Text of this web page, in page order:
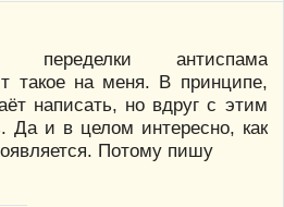
переделки антиспама
такое на меня. В принципе,
написать, но вдруг с этим
Да и в целом интересно, как
Потому пишу